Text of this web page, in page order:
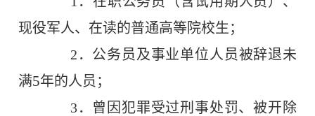
现役军人、在读的普通高等院校生；
2 ．公务员 及事业单位人员被辞退未
满5年的人员；
3．曾因犯罪受过刑事处罚、被开除